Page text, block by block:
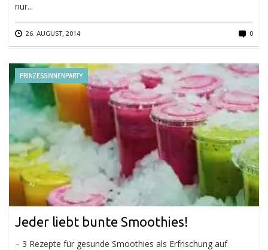
nur...
26. AUGUST, 2014 0
PRINZESSINNENPARTY
Jeder liebt bunte Smoothies!
– 3 Rezepte für gesunde Smoothies als Erfrischung auf